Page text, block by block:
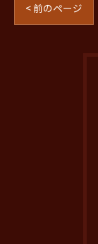
< 前のページ